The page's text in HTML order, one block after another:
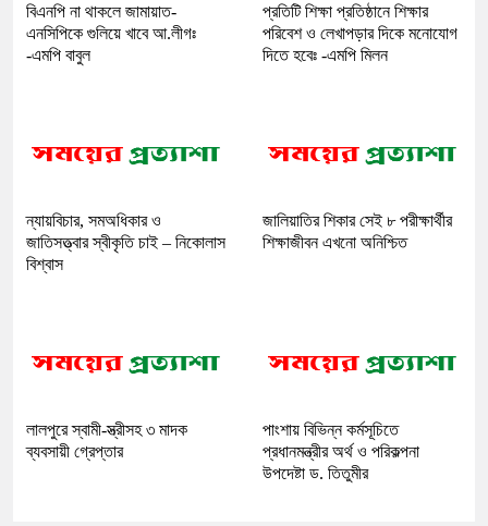
বিএনপি না থাকলে জামায়াত-
এনসিপিকে গুলিয়ে খাবে আ.লীগঃ
-এমপি বাবুল
প্রতিটি শিক্ষা প্রতিষ্ঠানে শিক্ষার
পরিবেশ ও লেখাপড়ার দিকে মনোযোগ
দিতে হবেঃ -এমপি মিলন
ন্যায়বিচার, সমঅধিকার ও
জাতিসত্ত্বার স্বীকৃতি চাই – নিকোলাস
বিশ্বাস
জালিয়াতির শিকার সেই ৮ পরীক্ষার্থীর
শিক্ষাজীবন এখনো অনিশ্চিত
লালপুরে স্বামী-স্ত্রীসহ ৩ মাদক
ব্যবসায়ী গ্রেপ্তার
পাংশায় বিভিন্ন কর্মসূচিতে
প্রধানমন্ত্রীর অর্থ ও পরিকল্পনা
উপদেষ্টা ড. তিতুমীর